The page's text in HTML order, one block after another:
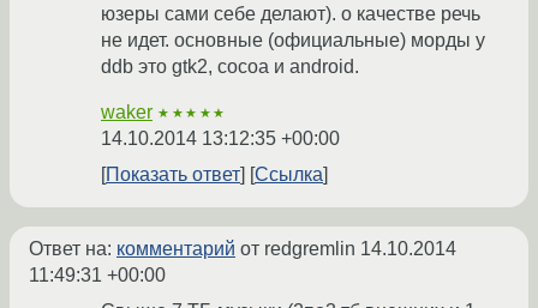
юзеры сами себе делают). о качестве речь
не идет. основные (официальные) морды у
ddb это gtk2, cocoa и android.
waker ★★★★★
14.10.2014 13:12:35 +00:00
Показать ответ
Ссылка
Ответ на: комментарий от redgremlin 14.10.2014
11:49:31 +00:00